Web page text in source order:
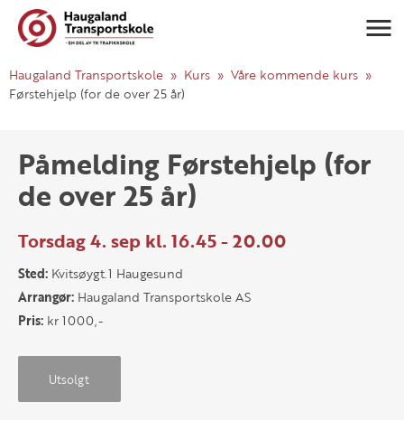
Haugaland Transportskole Kurs
Våre kommende kurs
Førstehjelp (for de over 25 år)
Påmelding Førstehjelp (for
de over 25 år)
Torsdag 4. sep kl. 16.45 - 20.00
Sted: Kvitsøygt.1 Haugesund
Arrangør: Haugaland Transportskole AS
Pris: kr 1000,-
Utsolgt